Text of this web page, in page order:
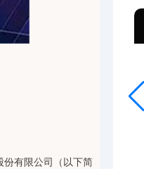
有限公司（以下简
43.13